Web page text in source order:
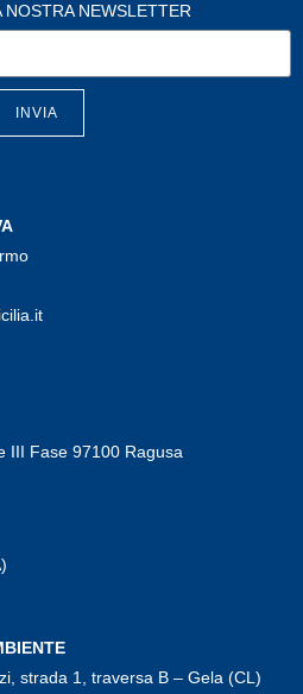
NOSTRA NEWSLETTER
INVIA
III Fase 97100 Ragusa
strada 1, traversa B – Gela (CL)